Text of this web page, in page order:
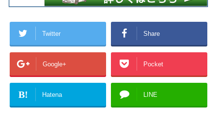
Twitter Share
Google+ Pocket
B! Hatena LINE